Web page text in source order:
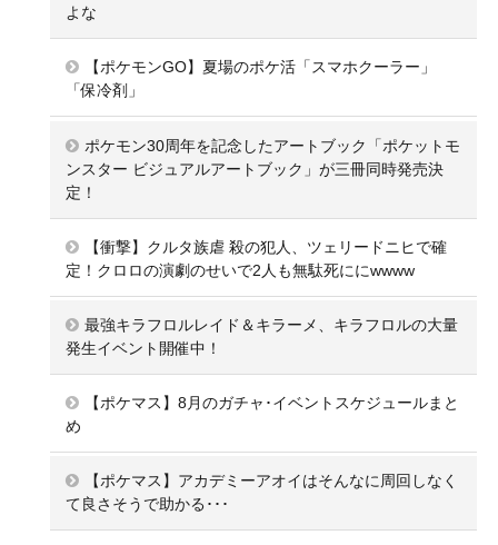
よな
【ポケモンGO】夏場のポケ活「スマホクーラー」
「保冷剤」
ポケモン30周年を記念したアートブック「ポケットモ
ンスター ビジュアルアートブック」が三冊同時発売決
定！
【衝撃】クルタ族虐 殺の犯人、ツェリードニヒで確
定！クロロの演劇のせいで2人も無駄死ににwwww
最強キラフロルレイド＆キラーメ、キラフロルの大量
発生イベント開催中！
【ポケマス】8月のガチャ･イベントスケジュールまと
め
【ポケマス】アカデミーアオイはそんなに周回しなく
て良さそうで助かる･･･